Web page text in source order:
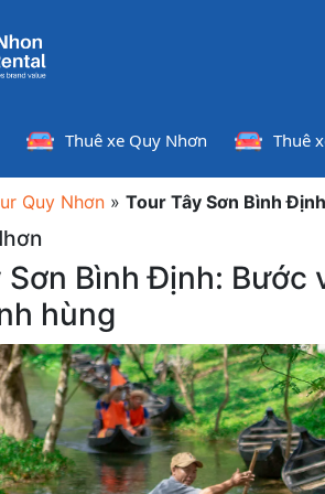
Thuê xe Quy Nhơn Thuê
Quy Nhơn » Tour Tây Sơn Bình
Sơn Bình Định:
hùng